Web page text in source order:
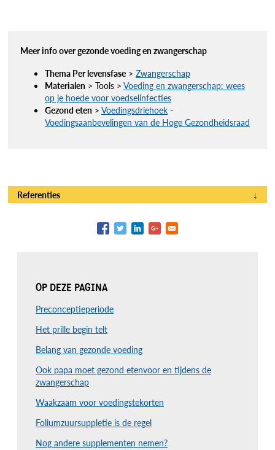
Meer info over gezonde voeding en zwangerschap
Thema Per levensfase > Zwangerschap
Materialen > Tools > Voeding en zwangerschap: wees
op je hoede voor voedselinfecties
Gezond eten > Voedingsdriehoek -
Voedingsaanbevelingen van de Hoge Gezondheidsraad
↓
Referenties
OP DEZE PAGINA
Preconceptieperiode
Het prille begin telt
Belang van gezonde voeding
Ook papa moet gezond etenvoor en tijdens de
zwangerschap
Waakzaam voor voedingstekorten
Foliumzuursuppletie is de regel
Nog andere supplementen nemen?